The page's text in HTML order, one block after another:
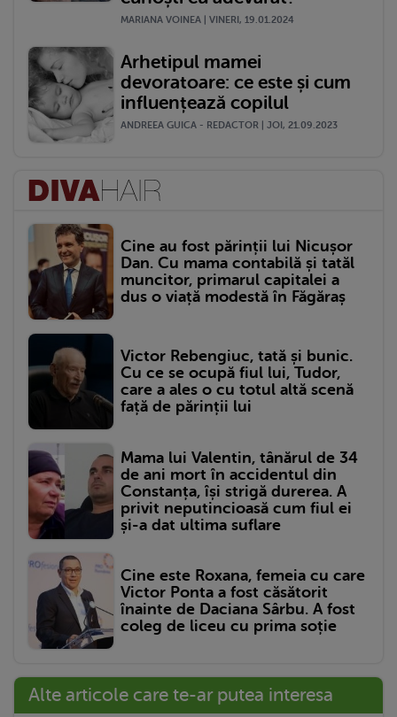
MARIANA VOINEA | VINERI, 19.01.2024
Arhetipul mamei
devoratoare: ce este și cum
influențează copilul
ANDREEA GUICA - REDACTOR | JOI, 21.09.2023
Cine au fost părinții lui Nicușor
Dan. Cu mama contabilă și tatăl
muncitor, primarul capitalei a
dus o viață modestă în Făgăraș
Victor Rebengiuc, tată și bunic.
Cu ce se ocupă fiul lui, Tudor,
care a ales o cu totul altă scenă
față de părinții lui
Mama lui Valentin, tânărul de 34
de ani mort în accidentul din
Constanța, își strigă durerea. A
privit neputincioasă cum fiul ei
și-a dat ultima suflare
Cine este Roxana, femeia cu care
Victor Ponta a fost căsătorit
înainte de Daciana Sârbu. A fost
coleg de liceu cu prima soție
Alte articole care te-ar putea interesa